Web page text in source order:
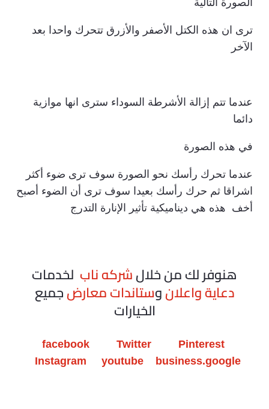
ترى ان هذه الكتل الأصفر والأزرق تتحرك واحدا بعد
الآخر
عندما تتم إزالة الأشرطة السوداء سترى انها موازية
دائما
في هذه الصورة
عندما تحرك رأسك نحو الصورة سوف ترى ضوء أكثر
اشراقا ثم حرك رأسك بعيدا سوف ترى أن الضوء أصبح
أخف هذه هي ديناميكية تأثير الإنارة التدرج
هنوفر لك من خلالشركه ناب لخدمات
دعاية واعلانوستاندات معارضجميع
الخيارات
facebook Twitter
Pinterest
Instagram
youtube business.google